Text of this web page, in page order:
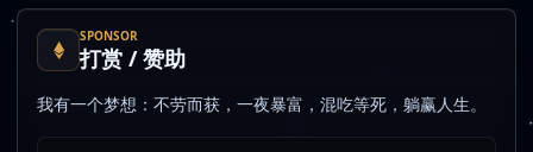
SPONSOR
打赏 / 赞助
我有一个梦想：不劳而获，一夜暴富，混吃等死，躺赢人生。